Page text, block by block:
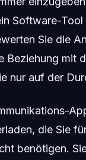
Software-
Sie die
Beziehung mit
nur auf der
die Sie
benötigen.